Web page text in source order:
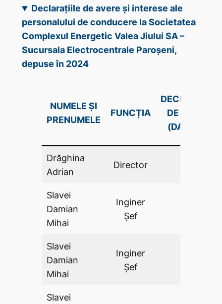
Declarațiile de avere și interese ale
personalului de conducere la Societatea
Complexul Energetic Valea Jiului SA –
Sucursala Electrocentrale Paroșeni,
depuse în 2024
NUMELE ȘI
PRENUMELE
FUNCȚIA
DECLARAŢIE
DE AVERE
(DA .PDF)
Drăghina
Adrian
Director
Slavei
Damian
Mihai
Inginer
Șef
Slavei
Damian
Mihai
Inginer
Șef
Slavei